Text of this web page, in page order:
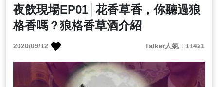
夜飲現場EP01│花香草香，你聽過狼
格香嗎？狼格香草酒介紹
2020/09/12 Talker人氣：11421